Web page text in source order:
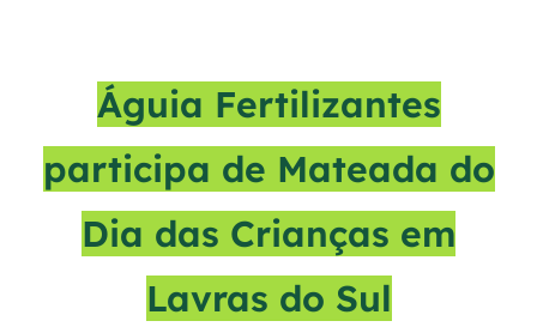
Águia Fertilizantes
participa de Mateada do
Dia das Crianças em
Lavras do Sul